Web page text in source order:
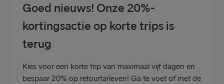
Goed nieuws! Onze 20%-
kortingsactie op korte trips is
terug
Kies voor een korte trip van maximaal vijf dagen en
bespaar 20% op retourtarieven! Ga te voet of met de